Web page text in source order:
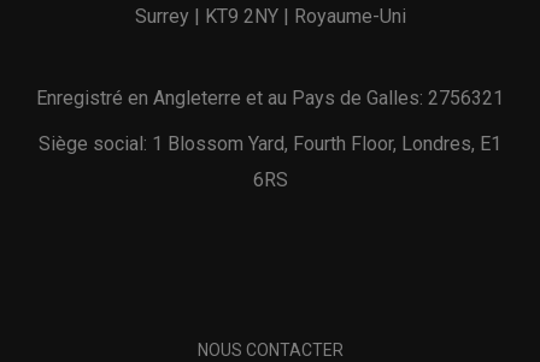
Surrey | KT9 2NY | Royaume-Uni
Enregistré en Angleterre et au Pays de Galles: 2756321
Siège social: 1 Blossom Yard, Fourth Floor, Londres, E1
6RS
NOUS CONTACTER